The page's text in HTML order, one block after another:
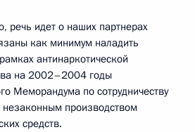
речь идет о наших партнерах
как минимум наладить
антинаркотической
на 2002–2004 годы
Меморандума по сотрудничеству
незаконным производством
средств.